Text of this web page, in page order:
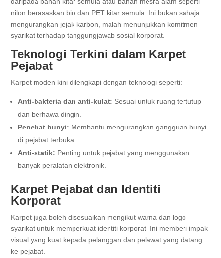
nilon berasaskan bio dan PET kitar semula. Ini bukan sahaja
mengurangkan jejak karbon, malah menunjukkan komitmen
syarikat terhadap tanggungjawab sosial korporat.
Teknologi Terkini dalam Karpet
Pejabat
Karpet moden kini dilengkapi dengan teknologi seperti:
Anti-bakteria dan anti-kulat: Sesuai untuk ruang tertutup
dan berhawa dingin.
Penebat bunyi: Membantu mengurangkan gangguan bunyi
di pejabat terbuka.
Anti-statik: Penting untuk pejabat yang menggunakan
banyak peralatan elektronik.
Karpet Pejabat dan Identiti
Korporat
Karpet juga boleh disesuaikan mengikut warna dan logo
syarikat untuk memperkuat identiti korporat. Ini memberi impak
visual yang kuat kepada pelanggan dan pelawat yang datang
ke pejabat.